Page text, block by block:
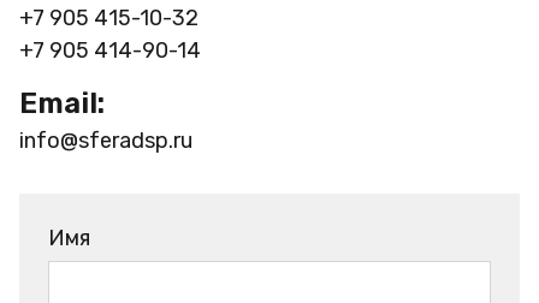
+7 905 415-10-32
+7 905 414-90-14
Email:
info@sferadsp.ru
Имя